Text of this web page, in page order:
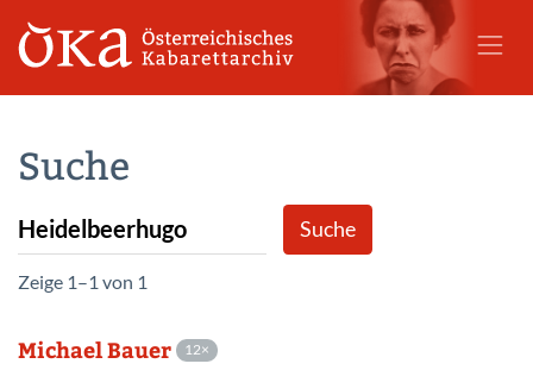
Suche
Zeige 1–1 von 1
Michael Bauer 12